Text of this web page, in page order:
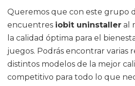
Queremos que con este grupo
encuentres iobit uninstaller al
la calidad óptima para el
juegos. Podrás encontrar varias
distintos modelos de la mejor
competitivo para todo lo que